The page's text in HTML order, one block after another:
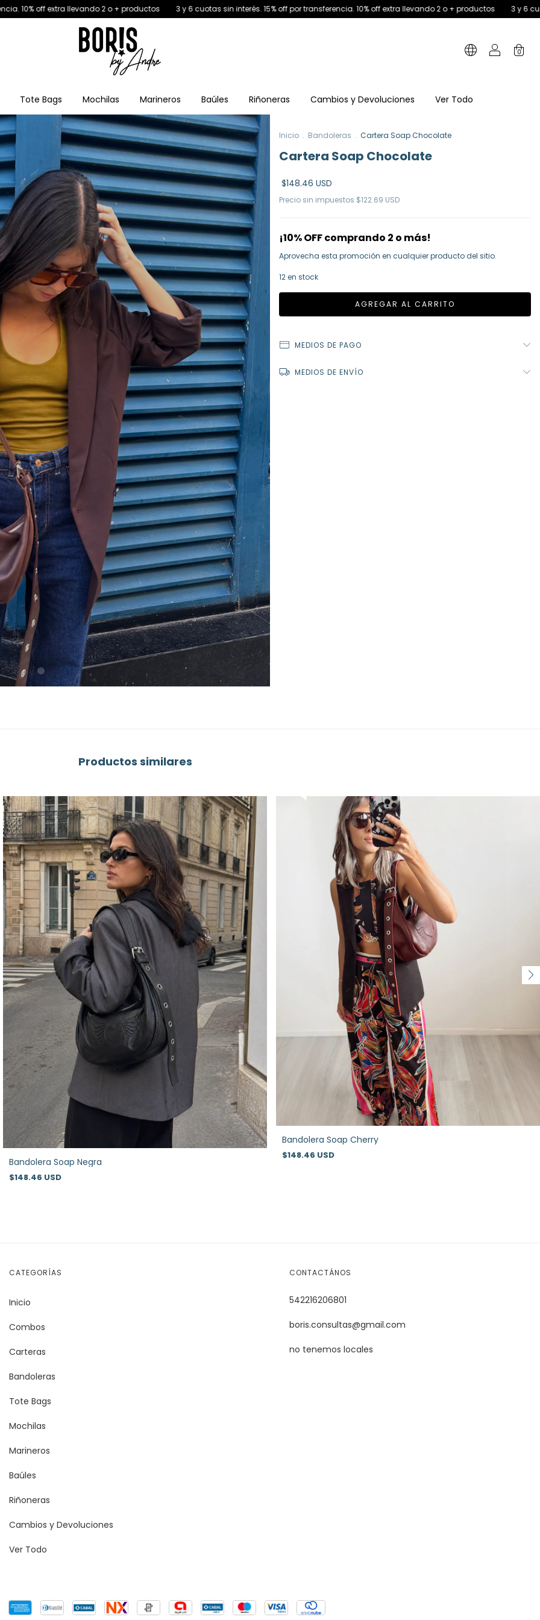
2 o + productos 3 y 6 cuotas sin interés. 15% off por transferencia. 10% off extra llevando 2 o + productos 3 y 6 cuotas sin interés. 15% off
0
Tote Bags Mochilas Marineros Baúles Riñoneras Cambios y Devoluciones Ver Todo
Inicio . Bandoleras . Cartera Soap Chocolate
Cartera Soap Chocolate
$148.46 USD
Precio sin impuestos $122.69 USD
¡10% OFF comprando 2 o más!
Aprovecha esta promoción en cualquier producto del sitio.
12en stock
MEDIOS DE PAGO
MEDIOS DE ENVÍO
Productos similares
Bandolera Soap Negra
$148.46 USD
Bandolera Soap Cherry
$148.46 USD
CATEGORÍAS
Inicio
Combos
Carteras
Bandoleras
Tote Bags
Mochilas
Marineros
Baúles
Riñoneras
Cambios y Devoluciones
Ver Todo
CONTACTÁNOS
542216206801
boris.consultas@gmail.com
no tenemos locales